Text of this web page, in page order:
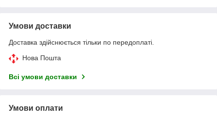
Умови доставки
Доставка здійснюється тільки по передоплаті.
Нова Пошта
Всі умови доставки
Умови оплати